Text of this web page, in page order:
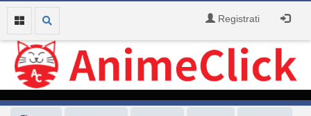
Registrati